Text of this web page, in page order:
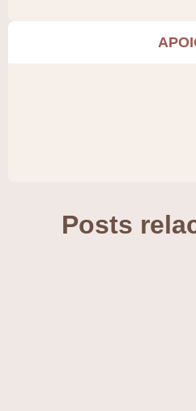
Posts